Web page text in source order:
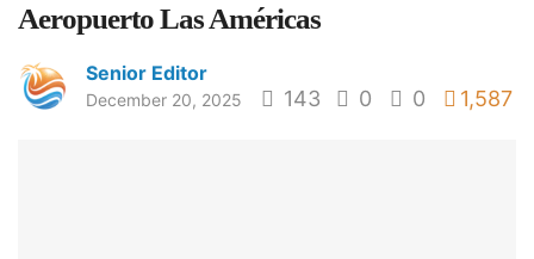
Aeropuerto Las Américas
Senior Editor
December 20, 2025 143 0 0 1,587